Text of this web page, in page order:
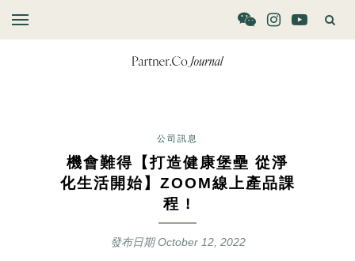
公司訊息
機會難得【打造健康堡壘 從淨
化生活開始】ZOOM線上產品課
程 !
發布日期October 12, 2022